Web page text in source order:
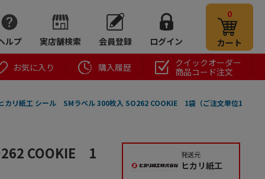
ルプ 実店舗検索 会員登録 ログイン
0
カート
お気に入り 購入履歴
クイックオーダー
商品コード注文
カリ紙工 シール SMラベル 300枚入 SO262 COOKIE 1袋（ご注文単位1
COOKIE 1 発送元
ヒカリ紙工